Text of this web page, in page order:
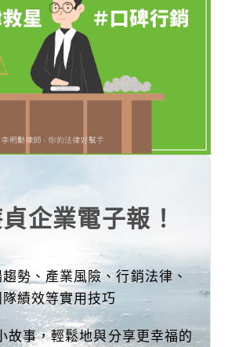
企業電子報！
勢、產業風險、行銷法律、
隊績效等實用技巧
故事，輕鬆地與分享更幸福的